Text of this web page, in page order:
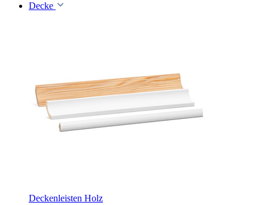
Decke
Deckenleisten Holz